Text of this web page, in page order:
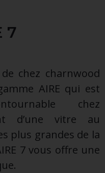
7
chez charnwood
AIRE qui est
chez
d’une vitre au
plus grandes de la
7 vous offre une